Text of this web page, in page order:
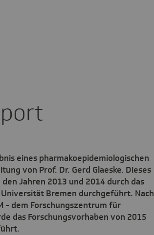
eines pharmakoepidemiologischen
von Prof. Dr. Gerd Glaeske. Dieses
Jahren 2013 und 2014 durch das
Bremen durchgeführt. Nach
- dem Forschungszentrum für
das Forschungsvorhaben von 2015